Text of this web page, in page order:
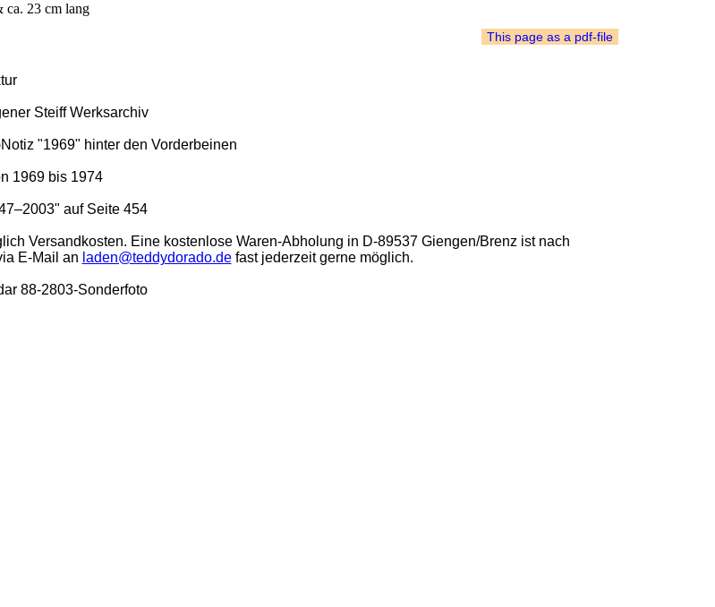
ca. 23 cm lang
Steiff Werksarchiv
"1969" hinter den Vorderbeinen
1969 bis 1974
auf Seite 454
Versandkosten. Eine kostenlose Waren-Abholung in D-89537 Giengen/Brenz ist nach
E-Mail an laden@teddydorado.defast jederzeit gerne möglich.